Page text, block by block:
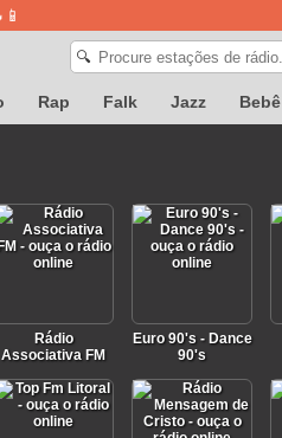
🔍
Rap Falk Jazz Bebê
Rádio
Associativa FM
Euro 90's - Dance
90's